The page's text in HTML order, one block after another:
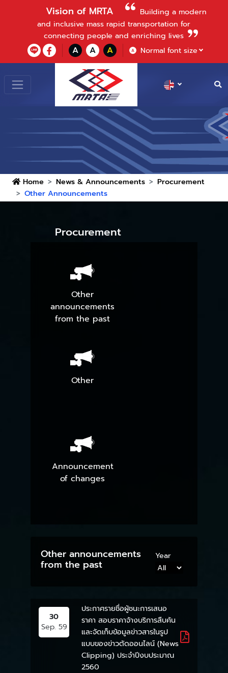
Vision of MRTA
Building a modern
and inclusive mass rapid transportation for
connecting people and enriching lives
A A A A Normal font size
Home News & Announcements
Procurement
Other Announcements
Procurement
Other
announcements
from the past
Other
Announcement
of changes
Other announcements
from the past
Year
30
Sep. 59
ประกาศรายชื่อผู้ชนะการเสนอ
ราคา สอบราคาจ้างบริการสืบค้น
และจัดเก็บข้อมูลข่าวสารในรูป
แบบของข่าวตัดออนไลน์ (News
Clipping) ประจำปีงบประมาณ
2560